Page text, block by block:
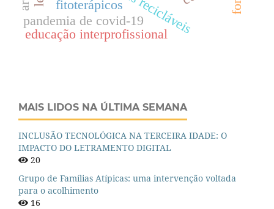
educação interprofissional
pandemia de covid-19
fitoterápicos
MAIS LIDOS NA ÚLTIMA SEMANA
INCLUSÃO TECNOLÓGICA NA TERCEIRA IDADE: O
IMPACTO DO LETRAMENTO DIGITAL
20
Grupo de Famílias Atípicas: uma intervenção voltada
para o acolhimento
16